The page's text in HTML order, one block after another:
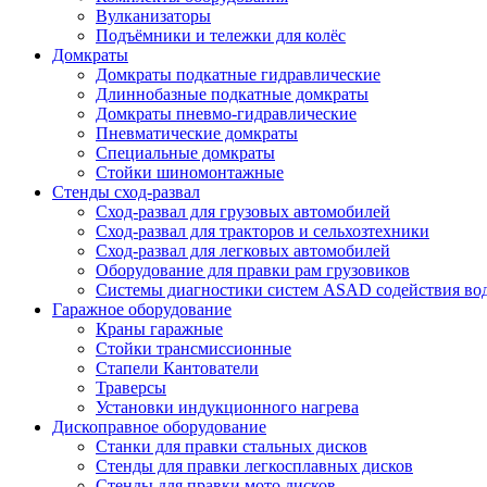
Вулканизаторы
Подъёмники и тележки для колёс
Домкраты
Домкраты подкатные гидравлические
Длиннобазные подкатные домкраты
Домкраты пневмо-гидравлические
Пневматические домкраты
Специальные домкраты
Стойки шиномонтажные
Стенды сход-развал
Сход-развал для грузовых автомобилей
Сход-развал для тракторов и сельхозтехники
Сход-развал для легковых автомобилей
Оборудование для правки рам грузовиков
Системы диагностики систем ASAD содействия
Гаражное оборудование
Краны гаражные
Стойки трансмиссионные
Стапели Кантователи
Траверсы
Установки индукционного нагрева
Дископравное оборудование
Станки для правки стальных дисков
Стенды для правки легкосплавных дисков